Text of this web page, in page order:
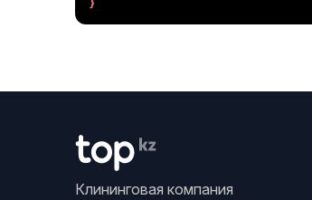
Клининговая компания